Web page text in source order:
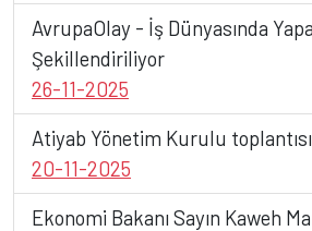
AvrupaOlay - İş Dünyasında
Şekillendiriliyor
26-11-2025
Atiyab Yönetim Kurulu
20-11-2025
Ekonomi Bakanı Sayın Kaweh